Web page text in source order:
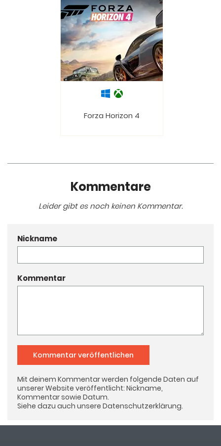
Forza Horizon 4
Kommentare
Leider gibt es noch keinen Kommentar.
Nickname
Kommentar
Kommentar veröffentlichen
Mit deinem Kommentar werden folgende Daten auf
unserer Website veröffentlicht: Nickname,
Kommentar sowie Datum.
Siehe dazu auch unsere Datenschutzerklärung.